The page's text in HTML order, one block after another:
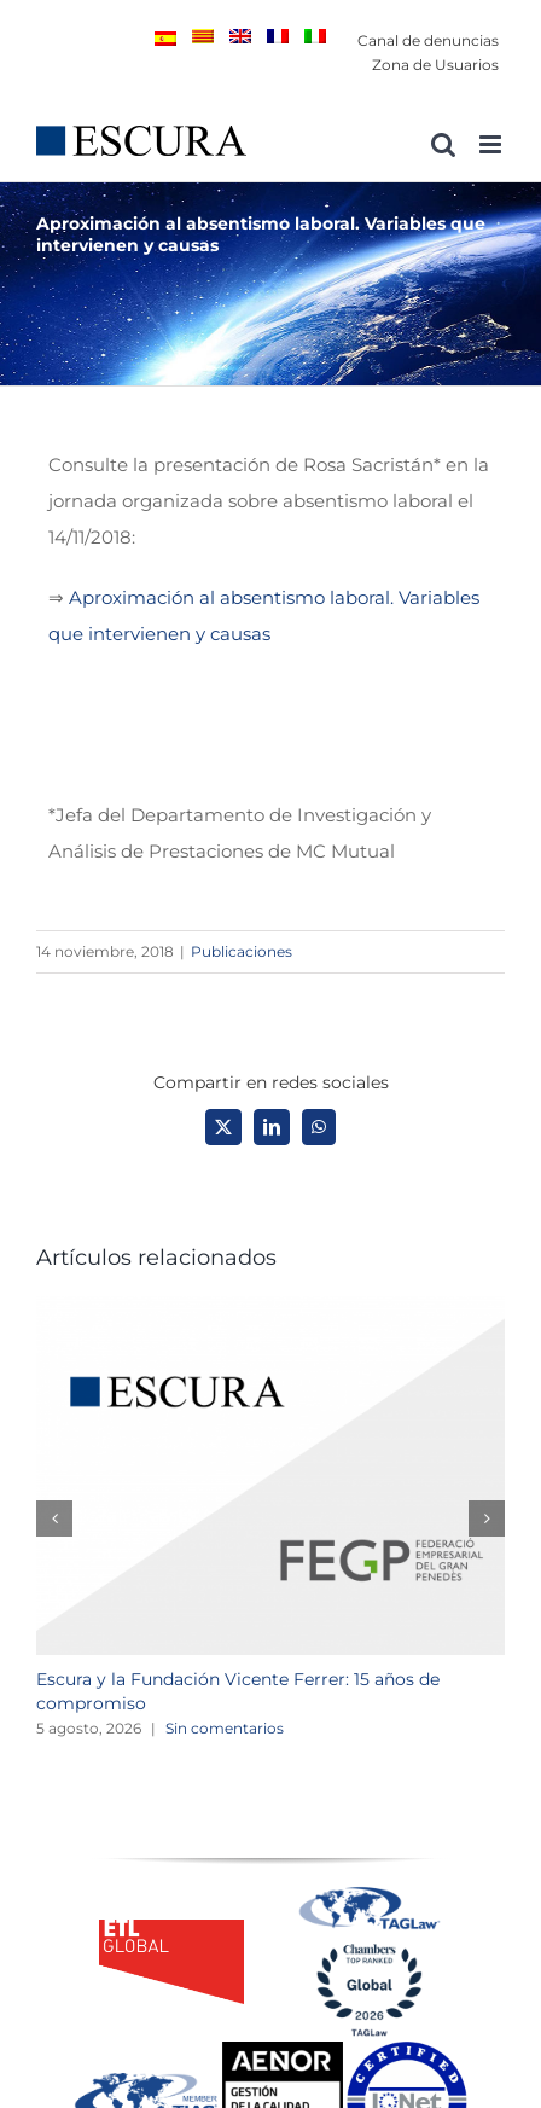
Canal de denuncias
Zona de Usuarios
Aproximación al absentismo laboral. Variables que
intervienen y causas
Consulte la presentación de Rosa Sacristán* en la
jornada organizada sobre absentismo laboral el
14/11/2018:
⇒ Aproximación al absentismo laboral. Variables
que intervienen y causas
*Jefa del Departamento de Investigación y
Análisis de Prestaciones de MC Mutual
14 noviembre, 2018 | Publicaciones
Compartir en redes sociales
X LinkedInWhatsApp
Artículos relacionados
Escura y la Fundación Vicente Ferrer: 15 años de
compromiso
5 agosto, 2026 | Sin comentarios